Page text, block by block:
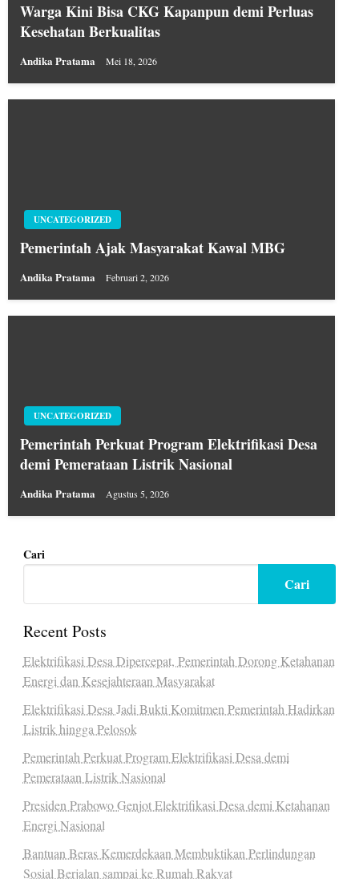
Warga Kini Bisa CKG Kapanpun demi Perluas
Kesehatan Berkualitas
Andika Pratama Mei 18, 2026
UNCATEGORIZED
Pemerintah Ajak Masyarakat Kawal MBG
Andika Pratama Februari 2, 2026
UNCATEGORIZED
Pemerintah Perkuat Program Elektrifikasi Desa
demi Pemerataan Listrik Nasional
Andika Pratama Agustus 5, 2026
Cari
Cari
Recent Posts
Elektrifikasi Desa Dipercepat, Pemerintah Dorong Ketahanan
Energi dan Kesejahteraan Masyarakat
Elektrifikasi Desa Jadi Bukti Komitmen Pemerintah Hadirkan
Listrik hingga Pelosok
Pemerintah Perkuat Program Elektrifikasi Desa demi
Pemerataan Listrik Nasional
Presiden Prabowo Genjot Elektrifikasi Desa demi Ketahanan
Energi Nasional
Bantuan Beras Kemerdekaan Membuktikan Perlindungan
Sosial Berjalan sampai ke Rumah Rakyat